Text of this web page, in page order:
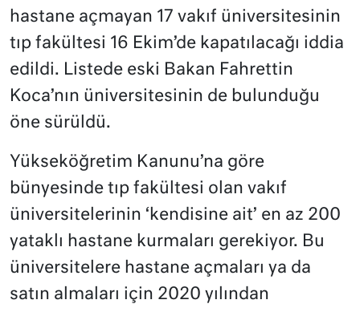
hastane açmayan 17 vakıf üniversitesinin
tıp fakültesi 16 Ekim’de kapatılacağı iddia
edildi. Listede eski Bakan Fahrettin
Koca’nın üniversitesinin de bulunduğu
öne sürüldü.
Yükseköğretim Kanunu’na göre
bünyesinde tıp fakültesi olan vakıf
üniversitelerinin ‘kendisine ait’ en az 200
yataklı hastane kurmaları gerekiyor. Bu
üniversitelere hastane açmaları ya da
satın almaları için 2020 yılından